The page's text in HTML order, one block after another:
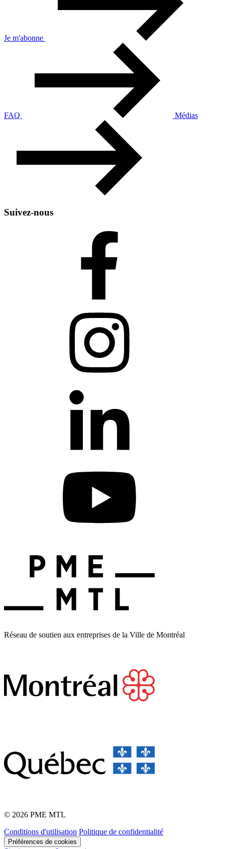
Je m'abonne
FAQ Médias
Suivez-nous
Réseau de soutien aux entreprises de la Ville de Montréal
© 2026 PME MTL
Conditions d'utilisation Politique de confidentialité
Préférences de cookies